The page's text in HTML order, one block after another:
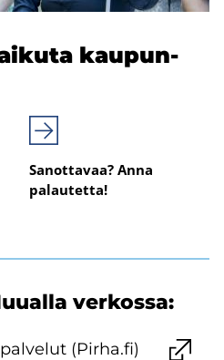
kau­pun­
Sanottavaa? Anna
palautetta!
ver­kos­sa:
(Pirha.fi)